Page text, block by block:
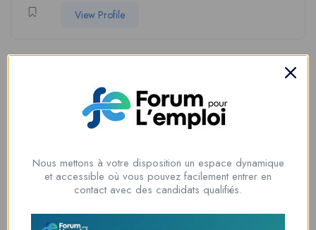
View Profile
Soyez le premier à donner votre avis sur “Zoe
Informations du candidat
Genre
Nous mettons à votre disposition un espace dynamique
et accessible où vous pouvez facilement entrer en
contact avec des candidats qualifiés.